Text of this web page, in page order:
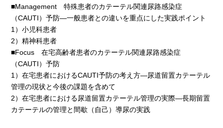
■Management 特殊患者のカテーテル関連尿路感染症
（CAUTI）予防―一般患者との違いを重点にした実践ポイント
1）小児科患者
2）精神科患者
■Focus 在宅高齢者患者のカテーテル関連尿路感染症
（CAUTI）予防
1）在宅患者におけるCAUTI予防の考え方―尿道留置カテーテル
管理の現状と今後の課題を含めて
2）在宅患者における尿道留置カテーテル管理の実際―長期留置
カテーテルの管理と間歇（自己）導尿の実践